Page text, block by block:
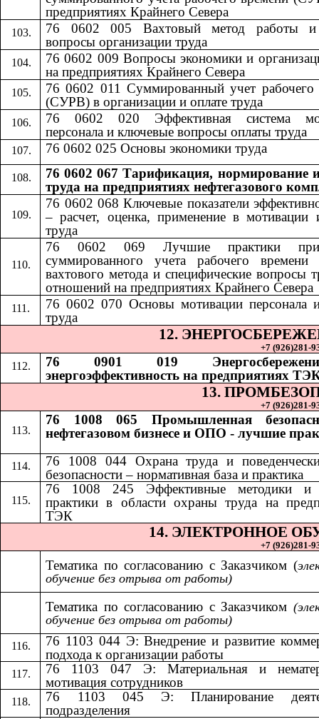
предприятиях Крайнего Севера
76 0602 005 Вахтовый метод работы и
вопросы организации труда
76 0602 009 Вопросы экономики и
на предприятиях Крайнего Севера
76 0602 011 Суммированный учет рабочего
(СУРВ) в организации и оплате труда
76 0602 020 Эффективная система
персонала и ключевые вопросы оплаты труда
76 0602 025 Основы экономики труда
76 0602 067 Тарификация, нормирование
труда на предприятиях нефтегазового
76 0602 068 ​​Ключевые показатели
– расчет, оценка, применение в мотивации
труда
76 0602 069
Лучшие практики
суммированного учета рабочего
вахтового метода и специфические вопросы
отношений на предприятиях Крайнего Севера
76 0602 070 ​​Основы мотивации персонала
труда
12.
+7 (926)281-
76 0901 019
энергоэффективность на предприятиях
13.
+7 (926)281-
76 1008 065 Промышленная
нефтегазовом бизнесе и ОПО - лучшие
76 1008 044 Охрана труда и
безопасности – нормативная база и практика
76 1008 245 Эффективные методики и
практики в области охраны труда на
ТЭК
14.​​ ЭЛЕКТРОННОЕ
+7 (926)281-
Тематика по согласованию с Заказчиком (
обучение без отрыва от работы)
Тематика по согласованию с Заказчиком​​
обучение без отрыва от работы)
76 1103 044 Э: Внедрение и развитие
подхода к организации работы
76 1103 047 Э: Материальная и
мотивация сотрудников
76 1103 045 Э: Планирование
подразделения